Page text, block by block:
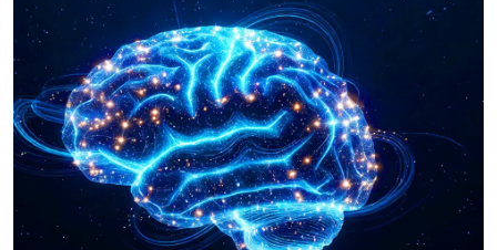
Artikel Berkaitan:
Tunku Azizah tidak pernah tawar bantuan melalui
Whatsapp, media sosial
‘Like’ gambar wanita lain di media sosial jadi alasan
cerai
Penjual mi babi di Bandung tanggalkan tudung,